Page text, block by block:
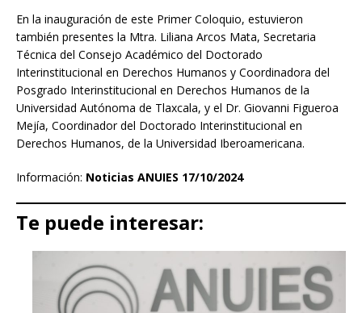
En la inauguración de este Primer Coloquio, estuvieron
también presentes la Mtra. Liliana Arcos Mata, Secretaria
Técnica del Consejo Académico del Doctorado
Interinstitucional en Derechos Humanos y Coordinadora del
Posgrado Interinstitucional en Derechos Humanos de la
Universidad Autónoma de Tlaxcala, y el Dr. Giovanni Figueroa
Mejía, Coordinador del Doctorado Interinstitucional en
Derechos Humanos, de la Universidad Iberoamericana.
Información: Noticias ANUIES 17/10/2024
Te puede interesar: